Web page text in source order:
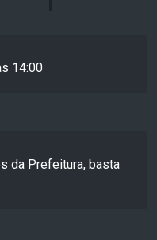
14:00
da Prefeitura, basta